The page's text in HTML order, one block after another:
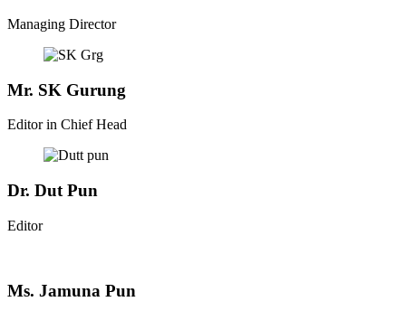
Managing Director
Mr. SK Gurung
Editor in Chief Head
Dr. Dut Pun
Editor
Ms. Jamuna Pun